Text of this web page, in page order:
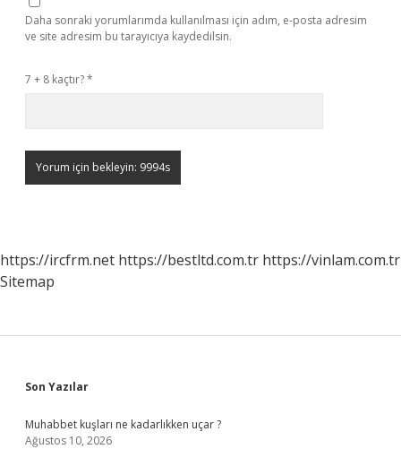
Daha sonraki yorumlarımda kullanılması için adım, e-posta adresim
ve site adresim bu tarayıcıya kaydedilsin.
7 + 8 kaçtır?*
https://ircfrm.net https://bestltd.com.tr https://vinlam.com.tr
Sitemap
Sidebar
Son Yazılar
Muhabbet kuşları ne kadarlıkken uçar ?
Ağustos 10, 2026